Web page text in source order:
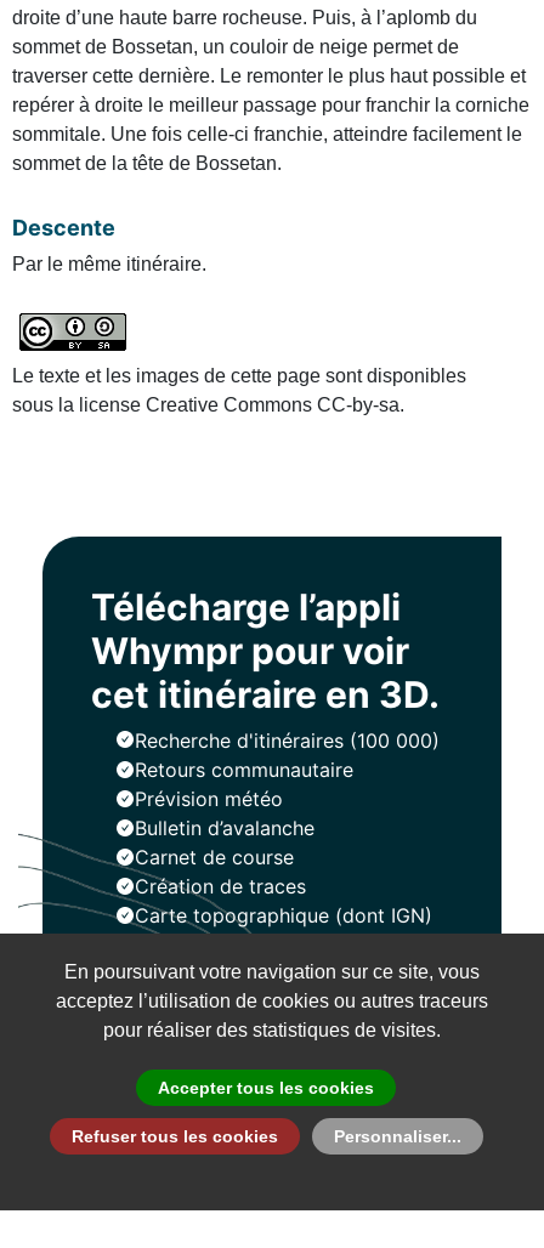
droite d’une haute barre rocheuse. Puis, à l’aplomb du
sommet de Bossetan, un couloir de neige permet de
traverser cette dernière. Le remonter le plus haut possible et
repérer à droite le meilleur passage pour franchir la corniche
sommitale. Une fois celle-ci franchie, atteindre facilement le
sommet de la tête de Bossetan.
Descente
Par le même itinéraire.
Le texte et les images de cette page sont disponibles
sous la license Creative Commons CC-by-sa.
Télécharge l’appli
Whympr pour voir
cet itinéraire en 3D.
Recherche d'itinéraires (100 000)
Retours communautaire
Prévision météo
Bulletin d’avalanche
Carnet de course
Création de traces
Carte topographique (dont IGN)
Installer
En poursuivant votre navigation sur ce site, vous
acceptez l’utilisation de cookies ou autres traceurs
pour réaliser des statistiques de visites.
Accepter tous les cookies
Refuser tous les cookies Personnaliser...